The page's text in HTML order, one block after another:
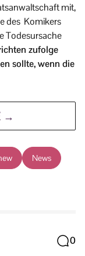
mit,
des Komikers
Todesursache
zufolge
sollte, wenn die
→
News
0